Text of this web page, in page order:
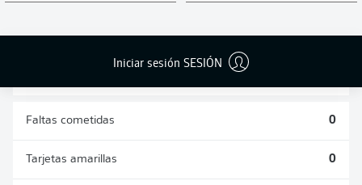
Iniciar sesión SESIÓN
DIVIDIDOS
0
AÉREOS
0
Faltas cometidas 0
Tarjetas amarillas 0